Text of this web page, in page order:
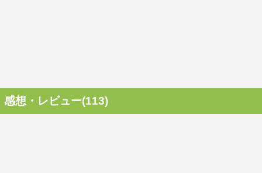
感想・レビュー(113)